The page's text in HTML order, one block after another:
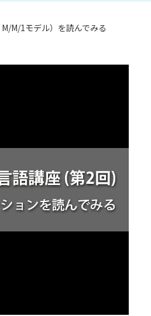
M/1モデル）を読んでみる